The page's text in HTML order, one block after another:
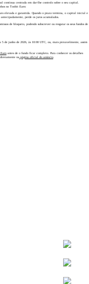
continua centrada em dar-lhe controlo sobre o seu capital.
no Toobit Earn:
elevada e garantida. Quando o prazo termina, o capital inicial e
perde os juros acumulados.
de bloqueio, podendo subscrever ou resgatar os seus fundos de
de junho de 2026, às 10:00 UTC, ou, mais provavelmente, assim
antes de o fundo ficar completo. Para conhecer os detalhes
na página oficial do anúncio.